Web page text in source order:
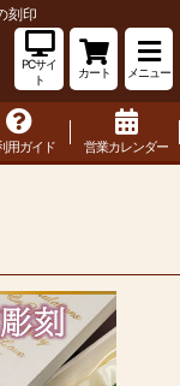
刻印
PCサイ
ト
カート メニュー
用ガイド 営業カレンダー